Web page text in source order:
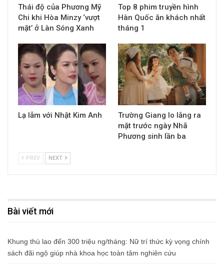
Thái độ của Phương Mỹ
Chi khi Hòa Minzy ‘vượt
mặt’ ở Làn Sóng Xanh
Top 8 phim truyền hình
Hàn Quốc ăn khách nhất
tháng 1
Lạ lẫm với Nhật Kim Anh
Trường Giang lo lắng ra
mặt trước ngày Nhã
Phương sinh lần ba
PREV NEXT
Bài viết mới
Khung thù lao đến 300 triệu ng/tháng: Nữ trí thức kỳ vọng chính
sách đãi ngộ giúp nhà khoa học toàn tâm nghiên cứu